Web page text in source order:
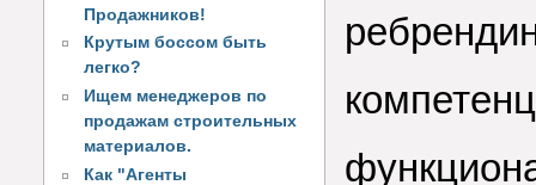
Продажников!
Крутым боссом быть
легко?
Ищем менеджеров по
продажам строительных
материалов.
Как "Агенты